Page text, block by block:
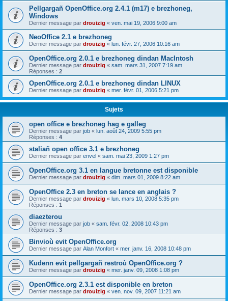
Pellgargañ OpenOffice.org 2.4.1 (m17) e brezhoneg,
Windows
Dernier message par drouizig « ven. mai 19, 2006 9:00 am
NeoOffice 2.1 e brezhoneg
Dernier message par drouizig « lun. févr. 27, 2006 10:16 am
OpenOffice.org 2.0.1 e brezhoneg dindan MacIntosh
Dernier message par drouizig « sam. mars 31, 2007 7:19 am
Réponses : 2
OpenOffice.org 2.0.1 e brezhoneg dindan LINUX
Dernier message par drouizig « mer. févr. 01, 2006 5:21 pm
Sujets
open office e brezhoneg hag e galleg
Dernier message par job « lun. août 24, 2009 5:55 pm
Réponses : 4
staliañ open office 3.1 e brezhoneg
Dernier message par envel « sam. mai 23, 2009 1:27 pm
OpenOffice.org 3.1 en langue bretonne est disponible
Dernier message par drouizig « dim. mars 01, 2009 8:22 am
OpenOffice 2.3 en breton se lance en anglais ?
Dernier message par drouizig « lun. mars 10, 2008 5:35 pm
Réponses : 1
diaezterou
Dernier message par job « sam. févr. 02, 2008 10:43 pm
Réponses : 3
Binvioù evit OpenOffice.org
Dernier message par Alan Monfort « mer. janv. 16, 2008 10:48 pm
Kudenn evit pellgargañ restroù OpenOffice.org ?
Dernier message par drouizig « mer. janv. 09, 2008 1:08 pm
OpenOffice.org 2.3.1 est disponible en breton
Dernier message par drouizig « ven. nov. 09, 2007 11:21 am